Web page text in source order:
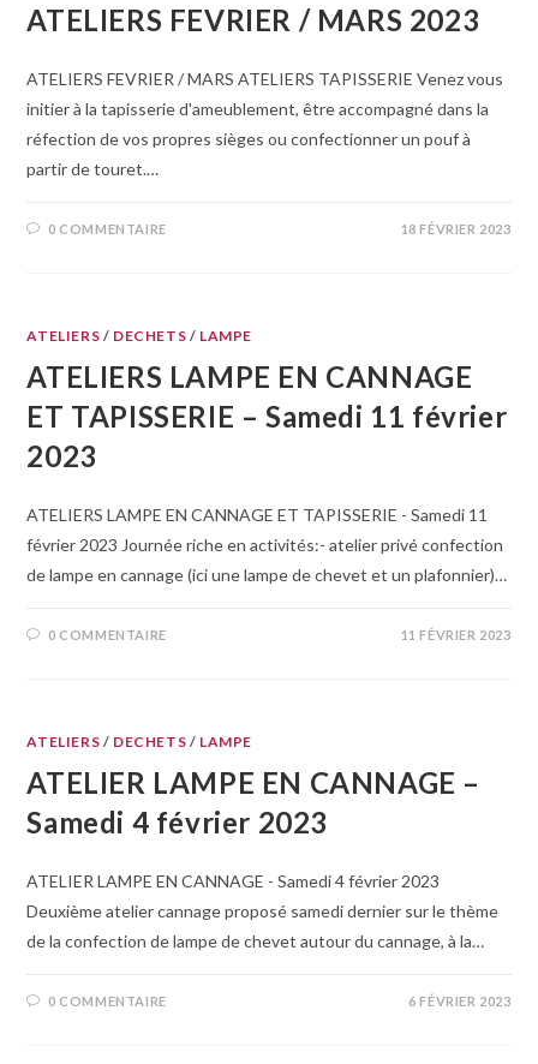
ATELIERS FEVRIER / MARS 2023
ATELIERS FEVRIER / MARS ATELIERS TAPISSERIE Venez vous
initier à la tapisserie d'ameublement, être accompagné dans la
réfection de vos propres sièges ou confectionner un pouf à
partir de touret.…
0 COMMENTAIRE 18 FÉVRIER 2023
ATELIERS / DECHETS / LAMPE
ATELIERS LAMPE EN CANNAGE
ET TAPISSERIE – Samedi 11 février
2023
ATELIERS LAMPE EN CANNAGE ET TAPISSERIE - Samedi 11
février 2023 Journée riche en activités:- atelier privé confection
de lampe en cannage (ici une lampe de chevet et un plafonnier)…
0 COMMENTAIRE 11 FÉVRIER 2023
ATELIERS / DECHETS / LAMPE
ATELIER LAMPE EN CANNAGE –
Samedi 4 février 2023
ATELIER LAMPE EN CANNAGE - Samedi 4 février 2023
Deuxième atelier cannage proposé samedi dernier sur le thème
de la confection de lampe de chevet autour du cannage, à la…
0 COMMENTAIRE 6 FÉVRIER 2023